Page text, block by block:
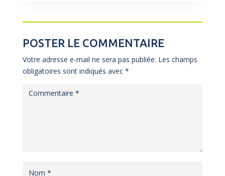
POSTER LE COMMENTAIRE
Votre adresse e-mail ne sera pas publiée. Les champs
obligatoires sont indiqués avec *